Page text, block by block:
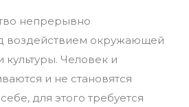
непрерывно
воздействием окружающей
Человек и
и не становятся
для этого требуется